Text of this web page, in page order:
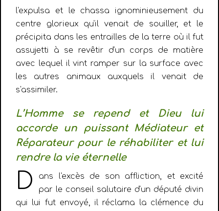
l'expulsa et le chassa ignominieusement du
centre glorieux qu'il venait de souiller, et le
précipita dans les entrailles de la terre où il fut
assujetti à se revêtir d'un corps de matière
avec lequel il vint ramper sur la surface avec
les autres animaux auxquels il venait de
s'assimiler.
L’Homme se repend et Dieu lui
accorde un puissant Médiateur et
Réparateur pour le réhabiliter et lui
rendre la vie éternelle
D
ans l'excès de son affliction, et excité
par le conseil salutaire d'un député divin
qui lui fut envoyé, il réclama la clémence du